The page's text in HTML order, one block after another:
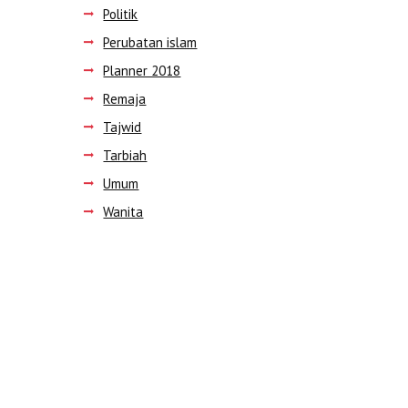
Politik
Perubatan islam
Planner 2018
Remaja
Tajwid
Tarbiah
Umum
Wanita